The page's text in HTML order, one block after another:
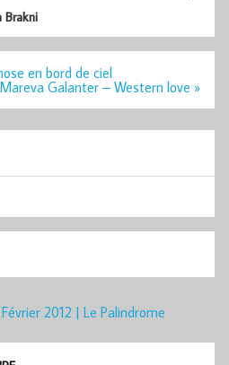
Brakni
en bord de ciel
Mareva Galanter – Western love »
2012 | Le Palindrome